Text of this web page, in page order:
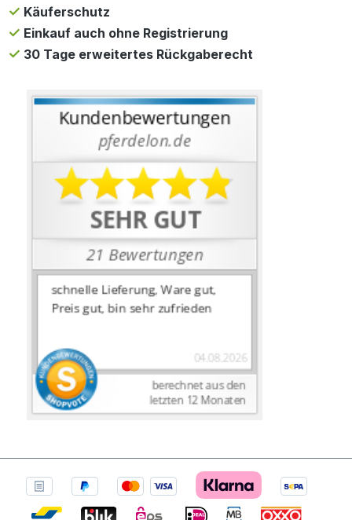
Käuferschutz
Einkauf auch ohne Registrierung
30 Tage erweitertes Rückgaberecht